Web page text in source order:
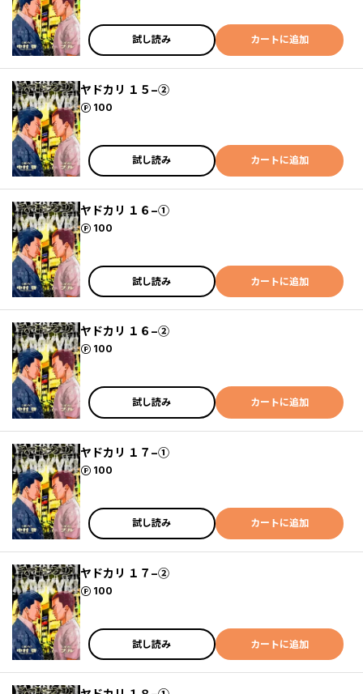
試し読み カートに追加
ヤドカリ １５−②
100
ポイント
試し読み カートに追加
ヤドカリ １６−①
100
ポイント
試し読み カートに追加
ヤドカリ １６−②
100
ポイント
試し読み カートに追加
ヤドカリ １７−①
100
ポイント
試し読み カートに追加
ヤドカリ １７−②
100
ポイント
試し読み カートに追加